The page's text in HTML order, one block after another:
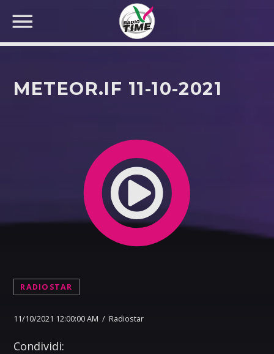
CERCA NEL SITO WEB:
METEOR.IF 11-10-2021
RADIOSTAR
11/10/2021 12:00:00 AM / Radiostar
Condividi: